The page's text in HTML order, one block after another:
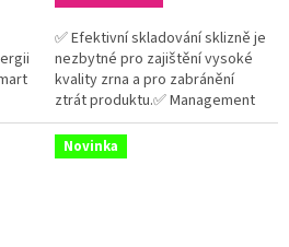
s
✅ Efektivní skladování sklizně je
nezbytné pro zajištění vysoké
kvality zrna a pro zabránění
ztrát produktu.✅ Management
vlhkosti je klíčem k
bezpečnému...
Novinka